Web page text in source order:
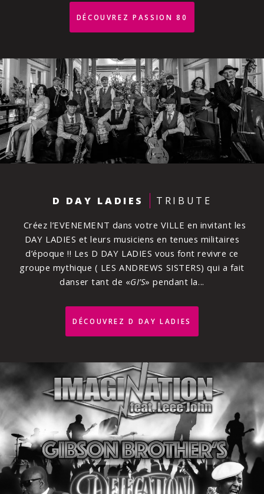
DÉCOUVREZ PASSION 80
D DAY LADIES TRIBUTE
Créez l’EVENEMENT dans votre VILLE en invitant les
DAY LADIES et leurs musiciens en tenues militaires
d’époque !! Les D DAY LADIES vous font revivre ce
groupe mythique ( LES ANDREWS SISTERS) qui a fait
danser tant de «GI’S» pendant la...
DÉCOUVREZ D DAY LADIES